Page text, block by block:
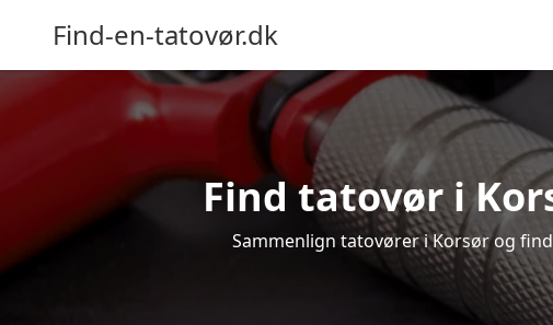
Find-en-tatovør.dk
Find tatovør i
Sammenlign tatovører i Korsør og